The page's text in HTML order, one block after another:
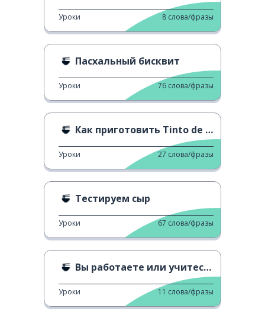
Уроки 8 слова/фразы
Пасхальный бисквит
Уроки 76 слова/фразы
Как приготовить Tinto de Verano
Уроки 27 слова/фразы
Тестируем сыр
Уроки 67 слова/фразы
Вы работаете или учитесь?
Уроки 11 слова/фразы